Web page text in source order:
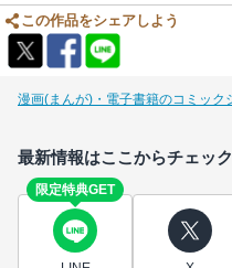
この作品をシェアしよう
漫画(まんが)・電子書籍のコミック
最新情報はここからチェック
限定特典GET